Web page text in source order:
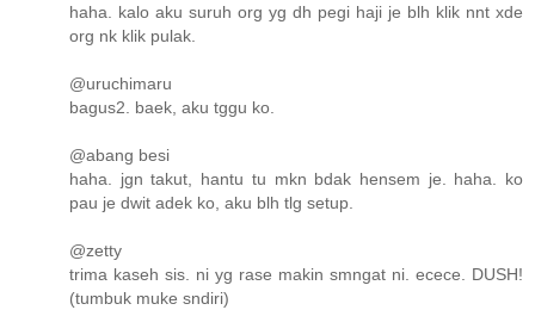
haha. kalo aku suruh org yg dh pegi haji je blh klik nnt xde
org nk klik pulak.
@uruchimaru
bagus2. baek, aku tggu ko.
@abang besi
haha. jgn takut, hantu tu mkn bdak hensem je. haha. ko
pau je dwit adek ko, aku blh tlg setup.
@zetty
trima kaseh sis. ni yg rase makin smngat ni. ecece. DUSH!
(tumbuk muke sndiri)